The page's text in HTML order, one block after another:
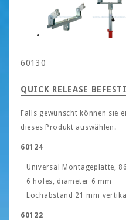
60130
QUICK RELEASE
Falls gewünscht können sie
dieses Produkt auswählen.
60124
Universal Montageplatte,
6 holes, diameter 6 mm
Lochabstand 21 mm
60122